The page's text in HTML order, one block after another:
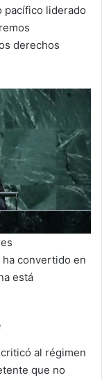
pacífico liderado
derechos
convertido en
está
al régimen
que no